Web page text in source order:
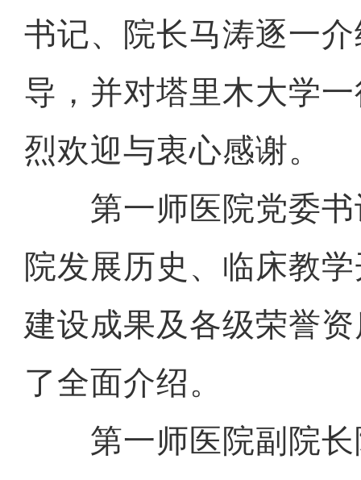
书记、院长马涛逐一
导，并对塔里木大学
烈欢迎与衷心感谢。
第一师医院党委书
院发展历史、临床教
建设成果及各级荣誉
了全面介绍。
第一师医院副院长